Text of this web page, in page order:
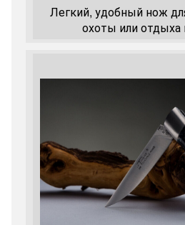
Легкий, удобный нож
охоты или отдыха